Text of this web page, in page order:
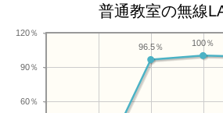
普通教室の無線
60％
90％
120％
100％
96.5％